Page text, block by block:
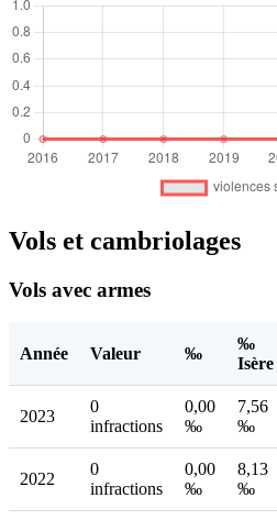
Vols et cambriolages
Vols avec armes
Année Valeur ‰
‰
Isère
2023
0
infractions
0,00
‰
7,56
‰
2022
0
infractions
0,00
‰
8,13
‰